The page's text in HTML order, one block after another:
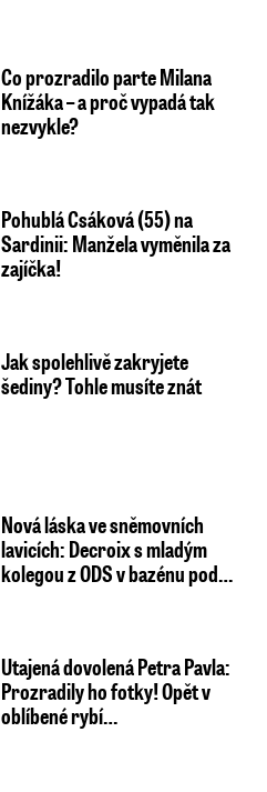
Co prozradilo parte Milana
Knížáka – a proč vypadá tak
nezvykle?
Pohublá Csáková (55) na
Sardinii: Manžela vyměnila za
zajíčka!
Jak spolehlivě zakryjete
šediny? Tohle musíte znát
Nová láska ve sněmovních
lavicích: Decroix s mladým
kolegou z ODS v bazénu pod…
Utajená dovolená Petra Pavla:
Prozradily ho fotky! Opět v
oblíbené rybí…